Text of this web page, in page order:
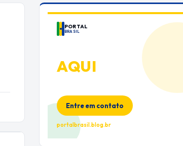
PORTAL
BRASIL
AQUI
Espaço premium para sua marca
Entre em contato
portalbrasil.blog.br